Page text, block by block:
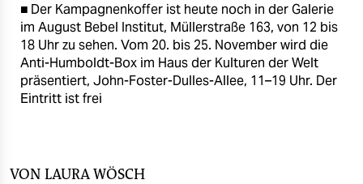
fragen & hilfe
unterstützen
abo
■ Der Kampagnenkoffer ist heute noch in der Galerie
im August Bebel Institut, Müllerstraße 163, von 12 bis
18 Uhr zu sehen. Vom 20. bis 25. November wird die
Anti-Humboldt-Box im Haus der Kulturen der Welt
präsentiert, John-Foster-Dulles-Allee, 11–19 Uhr. Der
Eintritt ist frei
VON LAURA WÖSCH